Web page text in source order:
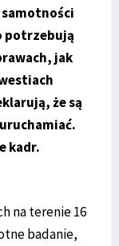
potrzebują
jak
że są
kadr.
na terenie 16
badanie,